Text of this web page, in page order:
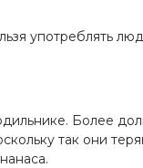
употреблять
Более
так они